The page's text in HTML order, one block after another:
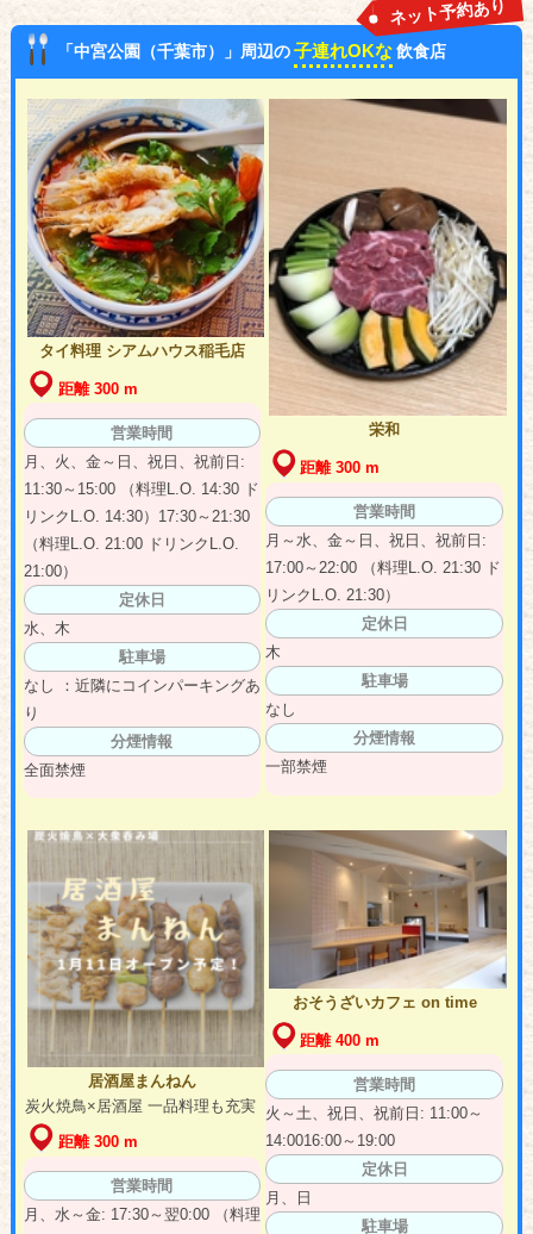
「中宮公園（千葉市）」周辺の子連れOKな 飲食店
ネット予約あり
タイ料理 シアムハウス稲毛店
距離 300 m
営業時間
月、火、金～日、祝日、祝前日:
11:30～15:00 （料理L.O. 14:30 ド
リンクL.O. 14:30）17:30～21:30
（料理L.O. 21:00 ドリンクL.O.
21:00）
定休日
水、木
駐車場
なし ：近隣にコインパーキングあ
り
分煙情報
全面禁煙
栄和
距離 300 m
営業時間
月～水、金～日、祝日、祝前日:
17:00～22:00 （料理L.O. 21:30 ド
リンクL.O. 21:30）
定休日
木
駐車場
なし
分煙情報
一部禁煙
居酒屋まんねん
炭火焼鳥×居酒屋 一品料理も充実
距離 300 m
営業時間
月、水～金: 17:30～翌0:00 （料理
おそうざいカフェ on time
距離 400 m
営業時間
火～土、祝日、祝前日: 11:00～
14:0016:00～19:00
定休日
月、日
駐車場